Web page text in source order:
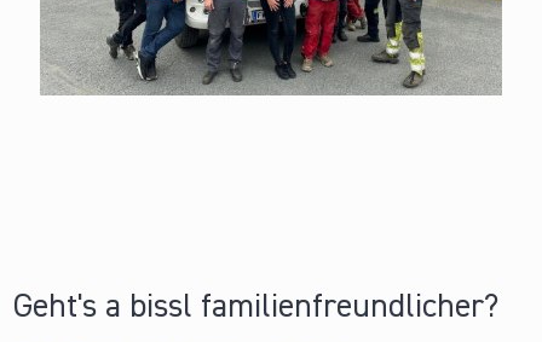
Geht's a bissl familienfreundlicher?